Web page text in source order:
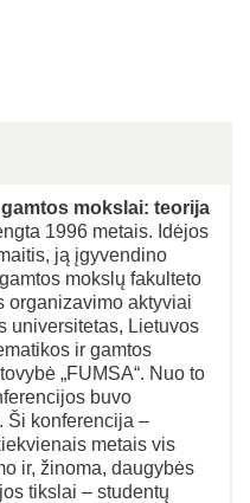
mokslai: teorija
1996 metais. Idėjos
ją įgyvendino
mokslų fakulteto
organizavimo aktyviai
universitetas, Lietuvos
ir gamtos
„FUMSA“. Nuo to
buvo
Ši konferencija –
metais vis
ir, žinoma, daugybės
tikslai – studentų